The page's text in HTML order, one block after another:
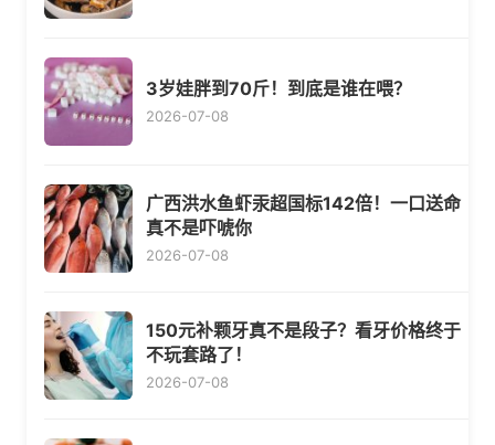
3岁娃胖到70斤！到底是谁在喂？
2026-07-08
广西洪水鱼虾汞超国标142倍！一口送命
真不是吓唬你
2026-07-08
150元补颗牙真不是段子？看牙价格终于
不玩套路了！
2026-07-08